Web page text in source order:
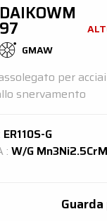
DAIKOWM
97
GMAW
per
snervamento
ER110S-G
: W/G